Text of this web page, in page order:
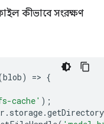
কীভাবে সংরক্ষণ
blob) => {
cache' );
. storage.getDirectory